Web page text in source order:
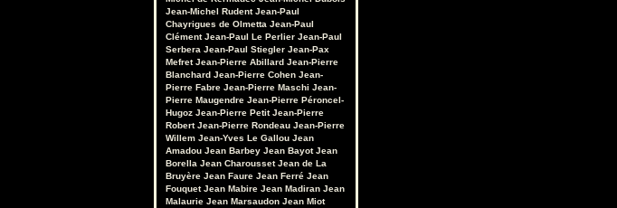
Jean-Michel Rudent Jean-Paul
Chayrigues de Olmetta Jean-Paul
Clément Jean-Paul Le Perlier Jean-Paul
Serbera Jean-Paul Stiegler Jean-Pax
Mefret Jean-Pierre Abillard Jean-Pierre
Blanchard Jean-Pierre Cohen Jean-
Pierre Fabre Jean-Pierre Maschi Jean-
Pierre Maugendre Jean-Pierre Péroncel-
Hugoz Jean-Pierre Petit Jean-Pierre
Robert Jean-Pierre Rondeau Jean-Pierre
Willem Jean-Yves Le Gallou Jean
Amadou Jean Barbey Jean Bayot Jean
Borella Jean Charousset Jean de La
Bruyère Jean Faure Jean Ferré Jean
Fouquet Jean Mabire Jean Madiran Jean
Malaurie Jean Marsaudon Jean Miot